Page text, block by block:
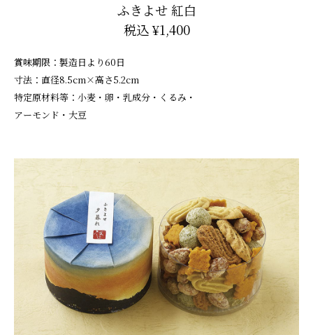
ふきよせ 紅白
税込 ¥1,400
賞味期限：製造日より60日
寸法：直径8.5cm×高さ5.2cm
特定原材料等：小麦・卵・乳成分・くるみ・
アーモンド・大豆